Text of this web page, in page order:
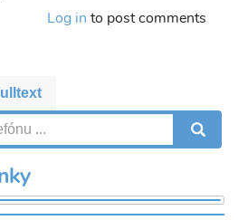
Log in to post comments